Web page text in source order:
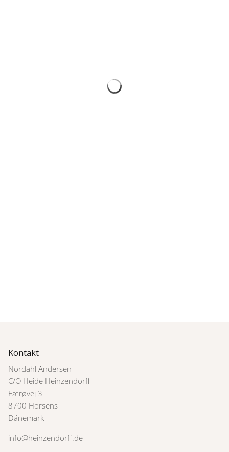
Kontakt
Nordahl Andersen
C/O Heide Heinzendorff
Færøvej 3
8700 Horsens
Dänemark
info@heinzendorff.de